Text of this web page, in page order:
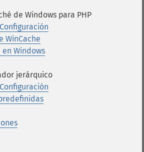
de Windows para PHP
WinCache
Windows
jerárquico